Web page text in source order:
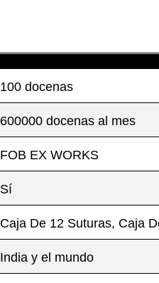
100 docenas
600000 docenas al mes
FOB EX WORKS
Sí
Caja De 12 Suturas, Caja
India y el mundo